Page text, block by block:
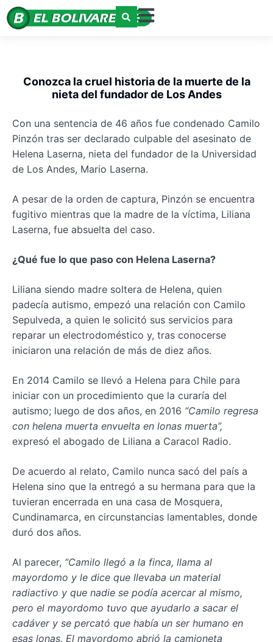
Conozca la cruel historia de la muerte de la
nieta del fundador de Los Andes
Con una sentencia de 46 años fue condenado Camilo
Pinzón tras ser declarado culpable del asesinato de
Helena Laserna, nieta del fundador de la Universidad
de Los Andes, Mario Laserna.
A pesar de la orden de captura, Pinzón se encuentra
fugitivo mientras que la madre de la víctima, Liliana
Laserna, fue absuelta del caso.
¿Qué fue lo que paso con Helena Laserna?
Liliana siendo madre soltera de Helena, quien
padecía autismo, empezó una relación con Camilo
Sepulveda, a quien le solicitó sus servicios para
reparar un electrodoméstico y, tras conocerse
iniciaron una relación de más de diez años.
En 2014 Camilo se llevó a Helena para Chile para
iniciar con un procedimiento que la curaría del
autismo; luego de dos años, en 2016 “Camilo regresa
con helena muerta envuelta en lonas muerta”,
expresó el abogado de Liliana a Caracol Radio.
De acuerdo al relato, Camilo nunca sacó del país a
Helena sino que la entregó a su hermana para que la
tuvieran encerrada en una casa de Mosquera,
Cundinamarca, en circunstancias lamentables, donde
duró dos años.
Al parecer, “Camilo llegó a la finca, llama al
mayordomo y le dice que llevaba un material
radiactivo y que nadie se podía acercar al mismo,
pero el mayordomo tuvo que ayudarlo a sacar el
cadáver y se percató que había un ser humano en
esas lonas. El mayordomo abrió la camioneta